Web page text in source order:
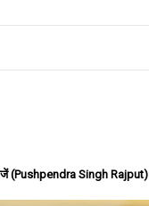
(Pushpendra Singh Rajput)